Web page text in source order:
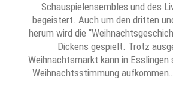
Schauspielensembles und des
begeistert. Auch um den dritten
herum wird die
Dickens gespielt. Trotz
Weihnachtsmarkt kann in Esslingen
Weihnachtsstimmung aufkommen….